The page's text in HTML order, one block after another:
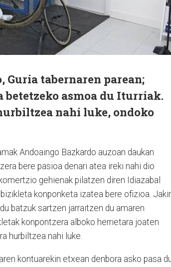
Guria tabernaren parean;
betetzeko asmoa du Iturriak.
nahi luke, ondoko
Andoaingo Bazkardo auzoan daukan
bere pasioa denari atea ireki nahi dio
gehienak pilatzen diren Idiazabal
konponketa izatea bere ofizioa.
batzuk sartzen jarraitzen du amaren
konpontzera alboko herrietara joaten
hurbiltzea nahi luke.
kontuarekin etxean denbora asko pasa